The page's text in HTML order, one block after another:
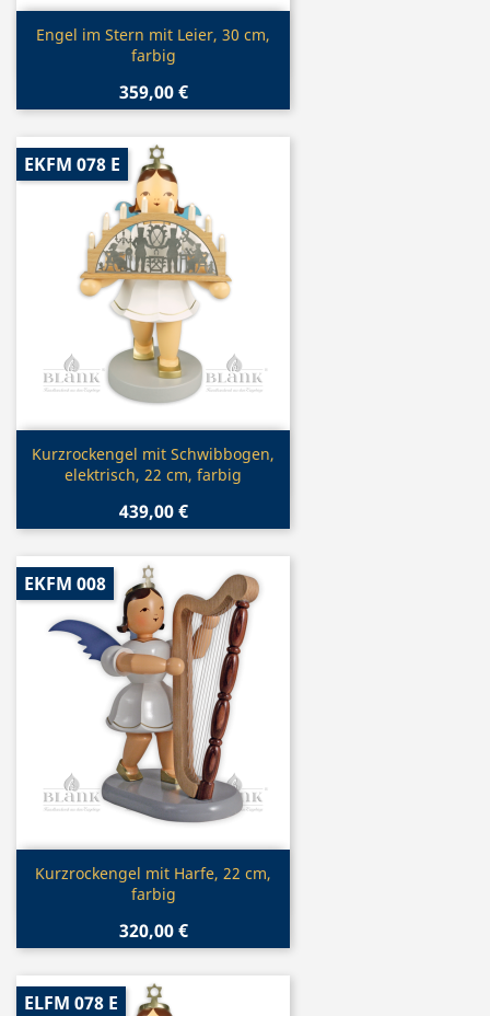
Vorschau
Engel im Stern mit Leier, 30 cm,
farbig
359,00 €
Vorschau
Kurzrockengel mit Schwibbogen,
elektrisch, 22 cm, farbig
439,00 €
EKFM 078 E
Vorschau
Kurzrockengel mit Harfe, 22 cm,
farbig
320,00 €
EKFM 008
ELFM 078 E